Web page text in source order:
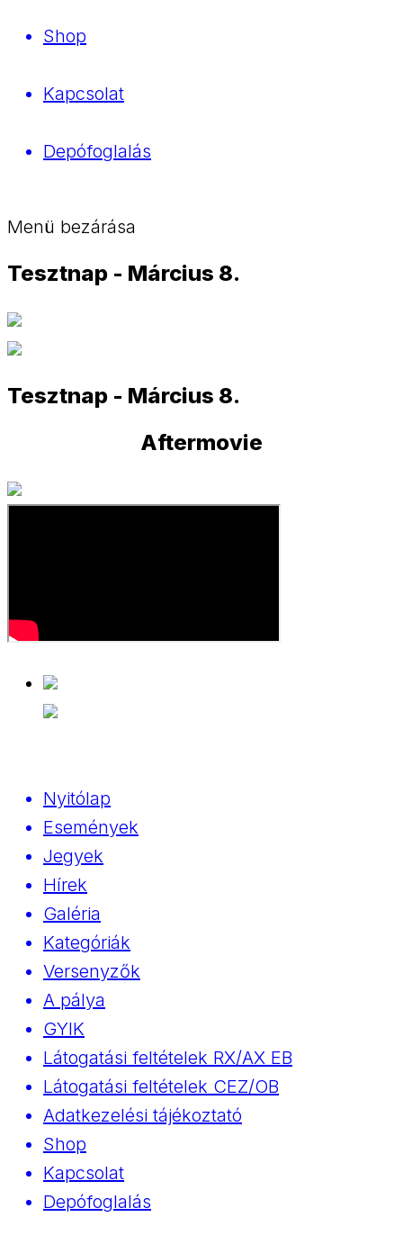
Shop
Kapcsolat
Depófoglalás
Menü bezárása
Tesztnap - Március 8.
Tesztnap - Március 8.
Aftermovie
Nyitólap
Események
Jegyek
Hírek
Galéria
Kategóriák
Versenyzők
A pálya
GYIK
Látogatási feltételek RX/AX EB
Látogatási feltételek CEZ/OB
Adatkezelési tájékoztató
Shop
Kapcsolat
Depófoglalás